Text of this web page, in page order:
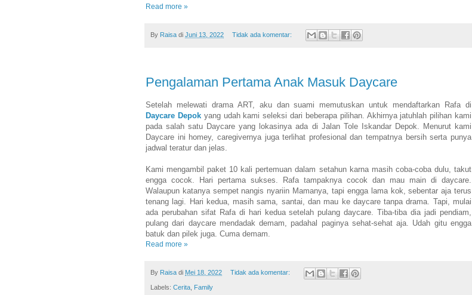
Read more »
By Raisa di Juni 13, 2022 Tidak ada komentar:
Pengalaman Pertama Anak Masuk Daycare
Setelah melewati drama ART, aku dan suami memutuskan untuk mendaftarkan Rafa di
Daycare Depokyang udah kami seleksi dari beberapa pilihan. Akhirnya jatuhlah pilihan kami
pada salah satu Daycare yang lokasinya ada di Jalan Tole Iskandar Depok. Menurut kami
Daycare ini homey, caregivernya juga terlihat profesional dan tempatnya bersih serta punya
jadwal teratur dan jelas.
Kami mengambil paket 10 kali pertemuan dalam setahun karna masih coba-coba dulu, takut
engga cocok. Hari pertama sukses. Rafa tampaknya cocok dan mau main di daycare.
Walaupun katanya sempet nangis nyariin Mamanya, tapi engga lama kok, sebentar aja terus
tenang lagi. Hari kedua, masih sama, santai, dan mau ke daycare tanpa drama. Tapi, mulai
ada perubahan sifat Rafa di hari kedua setelah pulang daycare. Tiba-tiba dia jadi pendiam,
pulang dari daycare mendadak demam, padahal paginya sehat-sehat aja. Udah gitu engga
batuk dan pilek juga. Cuma demam.
Read more »
By Raisa di Mei 18, 2022 Tidak ada komentar:
Labels: Cerita Family